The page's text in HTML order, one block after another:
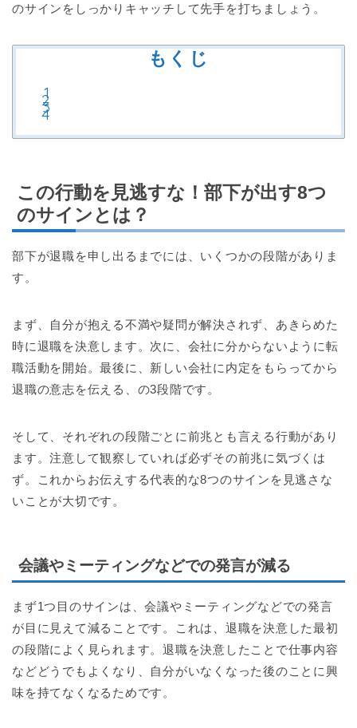
のサインをしっかりキャッチして先手を打ちましょう。
もくじ
この行動を見逃すな！部下が出す8つ
のサインとは？
部下が退職を申し出るまでには、いくつかの段階がありま
す。
まず、自分が抱える不満や疑問が解決されず、あきらめた
時に退職を決意します。次に、会社に分からないように転
職活動を開始。最後に、新しい会社に内定をもらってから
退職の意志を伝える、の3段階です。
そして、それぞれの段階ごとに前兆とも言える行動があり
ます。注意して観察していれば必ずその前兆に気づくは
ず。これからお伝えする代表的な8つのサインを見逃さな
いことが大切です。
会議やミーティングなどでの発言が減る
まず1つ目のサインは、会議やミーティングなどでの発言
が目に見えて減ることです。これは、退職を決意した最初
の段階によく見られます。退職を決意したことで仕事内容
などどうでもよくなり、自分がいなくなった後のことに興
味を持てなくなるためです。